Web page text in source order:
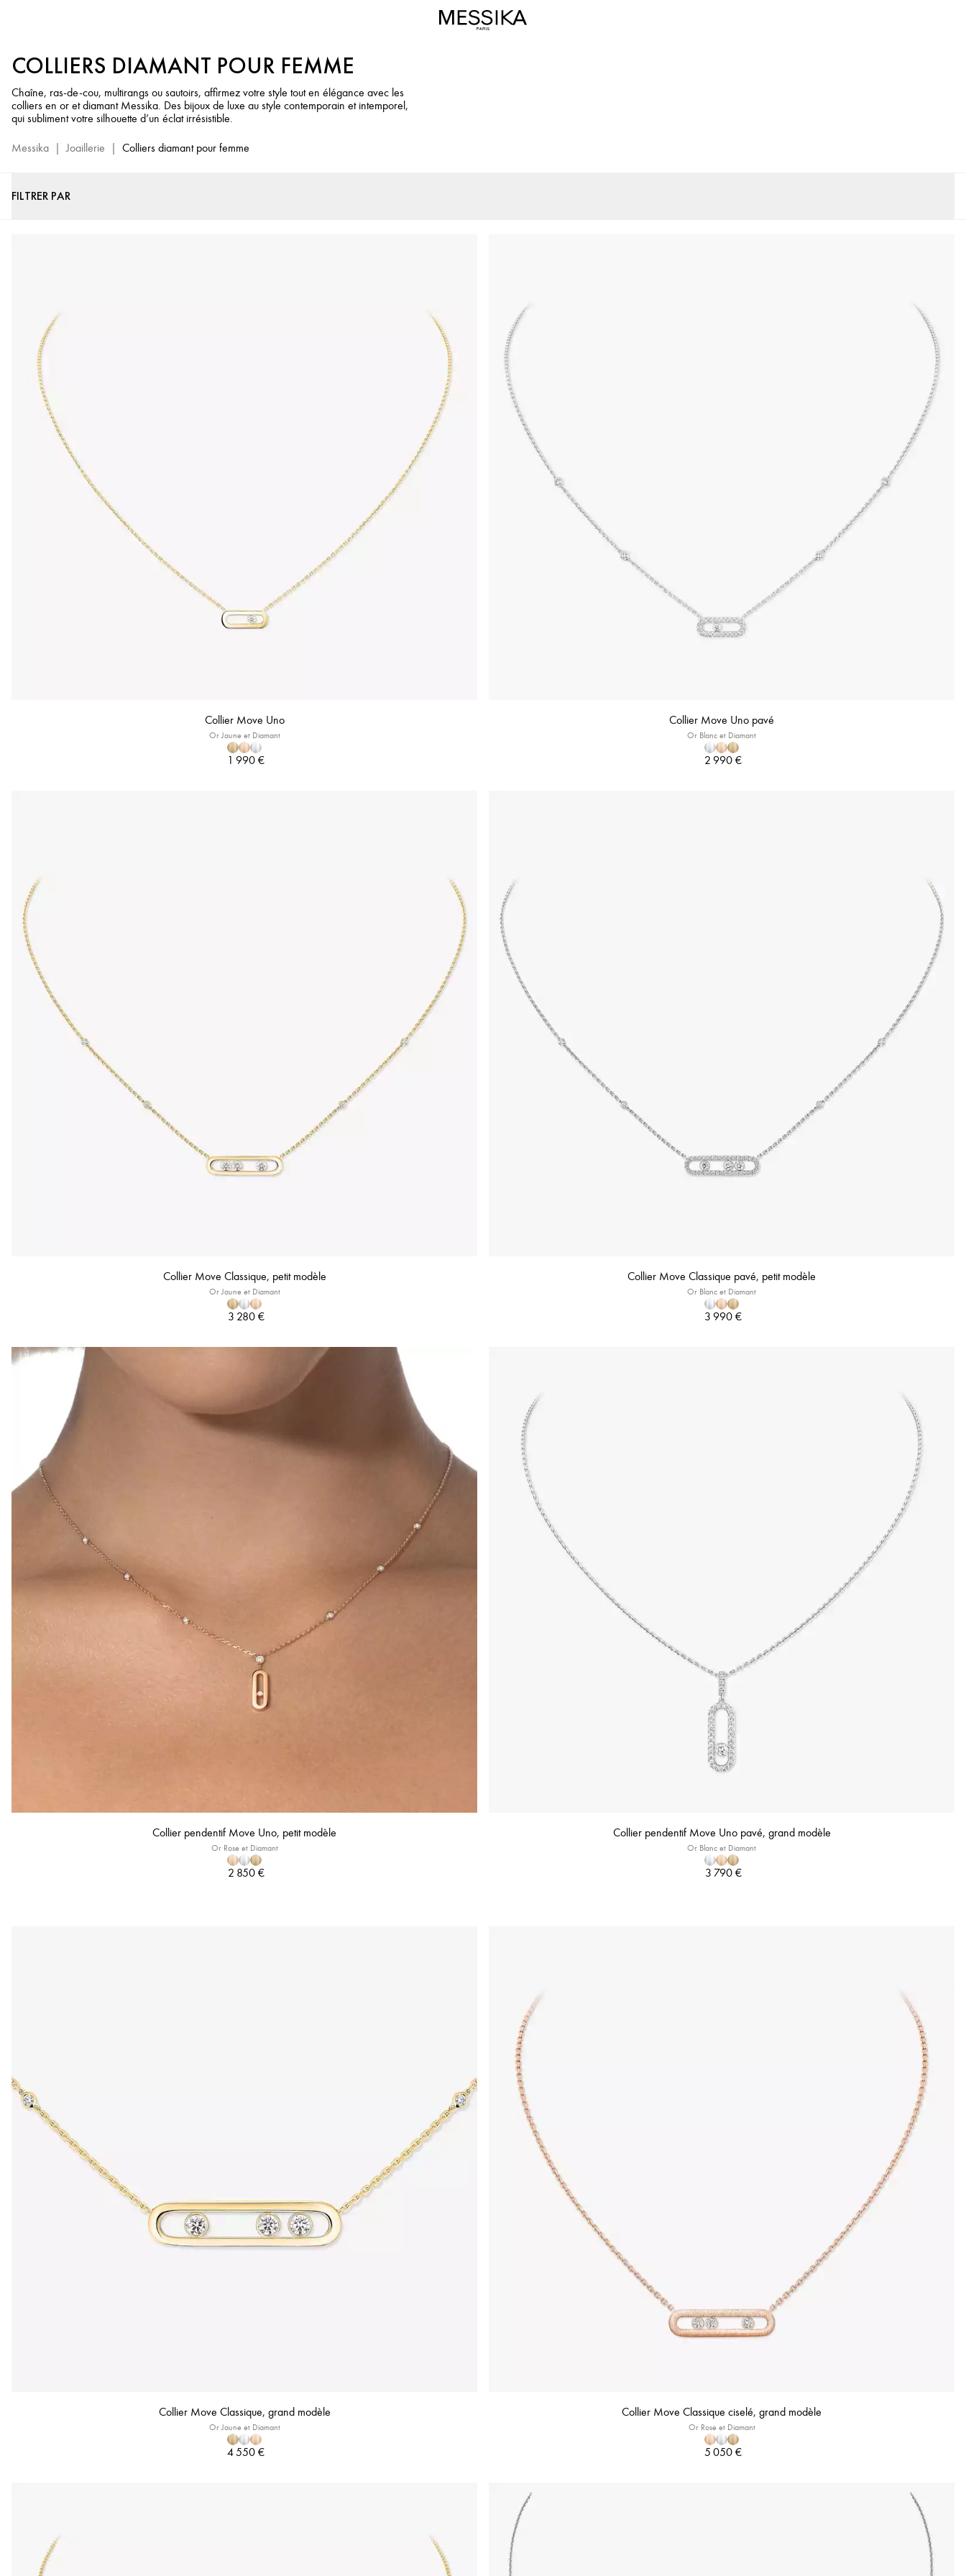
Diamant
Bijoux
Luxe
Messika
COLLIERS DIAMANT POUR FEMME
Chaîne, ras-de-cou, multirangs ou sautoirs, affirmez votre style tout en élégance avec les
colliers en or et diamant Messika. Des bijoux de luxe au style contemporain et intemporel,
qui subliment votre silhouette d’un éclat irrésistible.
Messika | Joaillerie | Colliers diamant pour femme
FILTRER PAR
Collier Move Uno
Or Jaune et Diamant
1 990 €
Collier Move Uno pavé
Or Blanc et Diamant
2 990 €
Collier Move Classique, petit modèle
Or Jaune et Diamant
3 280 €
Collier Move Classique pavé, petit modèle
Or Blanc et Diamant
3 990 €
Collier pendentif Move Uno, petit modèle
Or Rose et Diamant
2 850 €
Collier pendentif Move Uno pavé, grand modèle
Or Blanc et Diamant
3 790 €
Collier Move Classique, grand modèle
Or Jaune et Diamant
4 550 €
Collier Move Classique ciselé, grand modèle
Or Rose et Diamant
5 050 €